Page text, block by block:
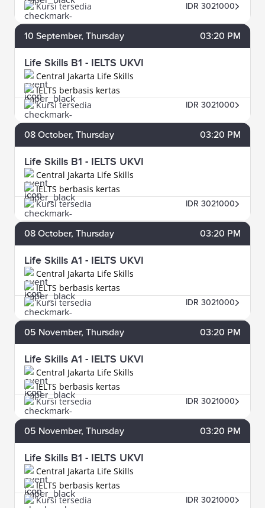
Kursi tersedia
IDR 3021000
10 September, Thursday 03:20 PM
Life Skills B1 - IELTS UKVI
Central Jakarta Life Skills
IELTS berbasis kertas
Kursi tersedia
IDR 3021000
08 October, Thursday 03:20 PM
Life Skills B1 - IELTS UKVI
Central Jakarta Life Skills
IELTS berbasis kertas
Kursi tersedia
IDR 3021000
08 October, Thursday 03:20 PM
Life Skills A1 - IELTS UKVI
Central Jakarta Life Skills
IELTS berbasis kertas
Kursi tersedia
IDR 3021000
05 November, Thursday 03:20 PM
Life Skills A1 - IELTS UKVI
Central Jakarta Life Skills
IELTS berbasis kertas
Kursi tersedia
IDR 3021000
05 November, Thursday 03:20 PM
Life Skills B1 - IELTS UKVI
Central Jakarta Life Skills
IELTS berbasis kertas
Kursi tersedia
IDR 3021000